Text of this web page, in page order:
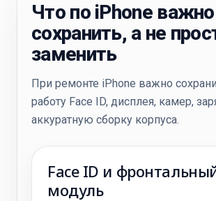
Что по iPhone важно
сохранить, а не
заменить
При ремонте iPhone важно
работу Face ID, дисплея, камер,
аккуратную сборку корпуса.
Face ID и
модуль